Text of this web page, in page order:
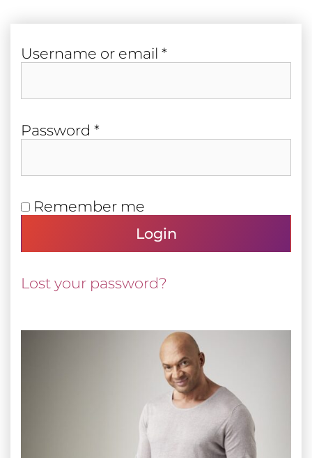
User­name or email *Required
Pass­word *Required
Remember me
Login
Lost your password?